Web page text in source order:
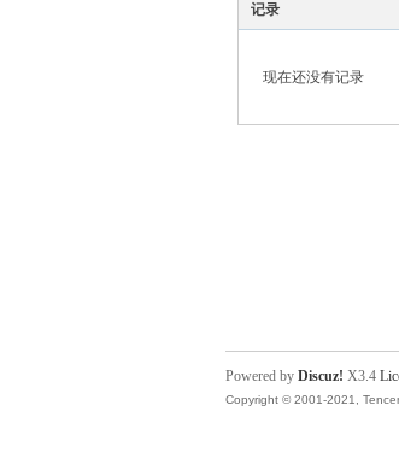
记录
现在还没有记录
Powered by Discuz! X3.4
Copyright © 2001-2021,